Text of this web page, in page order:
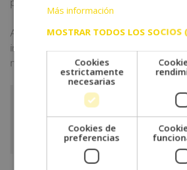
Algunos tratamientos efectivos para
inmovilización y la fisioterapia,
más graves pueden necesitar cirugía.
Fórmate como entrenador
aprende a diseñar planes de
personalizados.
Más información
MOSTRAR TODOS LOS SOCIOS
Cookies
estrictamente
necesarias
Cookies de
preferencias